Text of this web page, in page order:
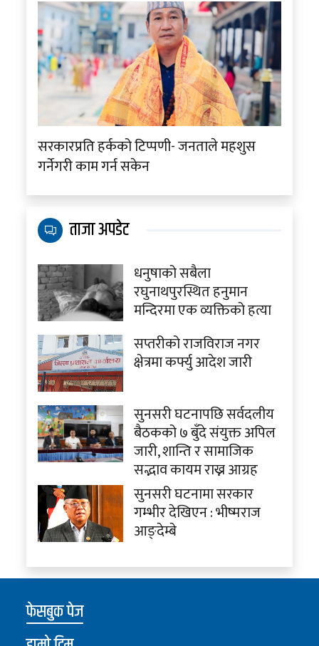
सरकारप्रति हर्कको टिप्पणी- जनताले महशुस
गर्नेगरी काम गर्न सकेन
ताजा अपडेट
धनुषाको सबैला
रघुनाथपुरस्थित हनुमान
मन्दिरमा एक व्यक्तिको हत्या
सप्तरीको राजविराज नगर
क्षेत्रमा कर्फ्यु आदेश जारी
सुनसरी घटनापछि सर्वदलीय
बैठकको ७ बुँदे संयुक्त अपिल
जारी, शान्ति र सामाजिक
सद्भाव कायम राख्न आग्रह
सुनसरी घटनामा सरकार
गम्भीर देखिएन : भीष्मराज
आङ्देम्बे
फेसबुक पेज